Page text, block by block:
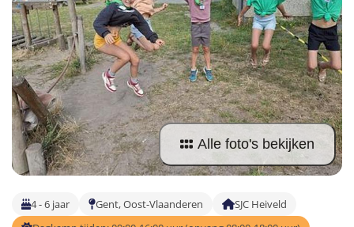
Malta
Nederland
Buitenland
Surfkampen Buitenland
Surfkampen 18+
Taalvakanties Duits
Taalvakanties Italiaans
Alle foto's bekijken
4 - 6 jaar Gent, Oost-Vlaanderen
SJC Heiveld